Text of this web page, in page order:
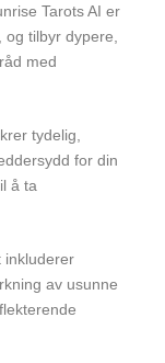
Tarots AI er
tilbyr dypere,
med
tydelig,
for din
å ta
inkluderer
av usunne